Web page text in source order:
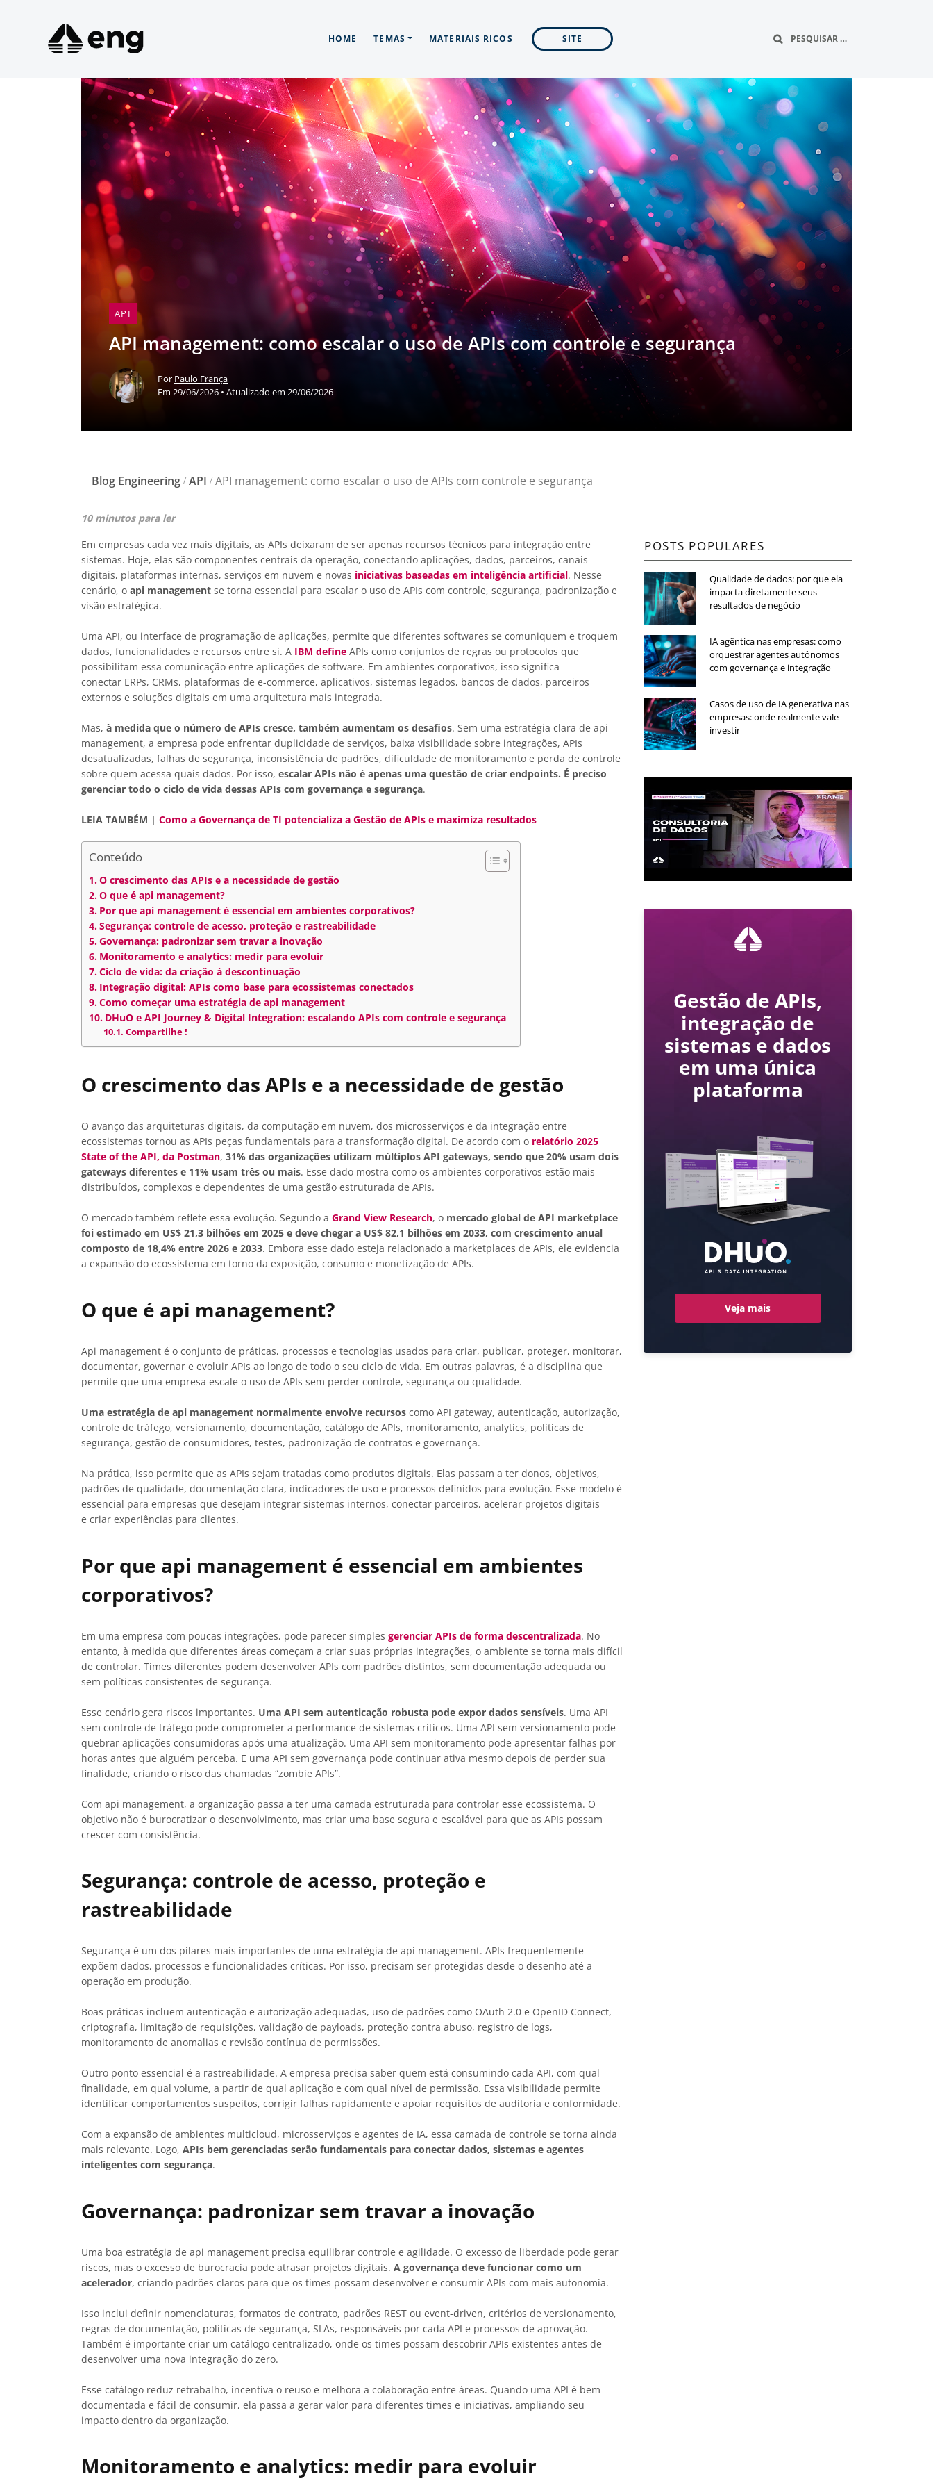
HOME TEMAS MATERIAIS RICOS SITE
API
API management: como escalar o uso de APIs com controle e segurança
Por Paulo França
Em 29/06/2026 • Atualizado em 29/06/2026
Blog Engineering / API / API management: como escalar o uso de APIs com controle e segurança
10 minutos para ler
Em empresas cada vez mais digitais, as APIs deixaram de ser apenas recursos técnicos para integração entre
sistemas. Hoje, elas são componentes centrais da operação, conectando aplicações, dados, parceiros, canais
digitais, plataformas internas, serviços em nuvem e novas iniciativas baseadas em inteligência artificial. Nesse
cenário, o api management se torna essencial para escalar o uso de APIs com controle, segurança, padronização e
visão estratégica.
Uma API, ou interface de programação de aplicações, permite que diferentes softwares se comuniquem e troquem
dados, funcionalidades e recursos entre si. A IBM define APIs como conjuntos de regras ou protocolos que
possibilitam essa comunicação entre aplicações de software. Em ambientes corporativos, isso significa
conectar ERPs, CRMs, plataformas de e-commerce, aplicativos, sistemas legados, bancos de dados, parceiros
externos e soluções digitais em uma arquitetura mais integrada.
Mas, à medida que o número de APIs cresce, também aumentam os desafios. Sem uma estratégia clara de api
management, a empresa pode enfrentar duplicidade de serviços, baixa visibilidade sobre integrações, APIs
desatualizadas, falhas de segurança, inconsistência de padrões, dificuldade de monitoramento e perda de controle
sobre quem acessa quais dados. Por isso, escalar APIs não é apenas uma questão de criar endpoints. É preciso
gerenciar todo o ciclo de vida dessas APIs com governança e segurança.
LEIA TAMBÉM | Como a Governança de TI potencializa a Gestão de APIs e maximiza resultados
Conteúdo
O crescimento das APIs e a necessidade de gestão
O que é api management?
Por que api management é essencial em ambientes corporativos?
Segurança: controle de acesso, proteção e rastreabilidade
Governança: padronizar sem travar a inovação
Monitoramento e analytics: medir para evoluir
Ciclo de vida: da criação à descontinuação
Integração digital: APIs como base para ecossistemas conectados
Como começar uma estratégia de api management
DHuO e API Journey & Digital Integration: escalando APIs com controle e segurança
Compartilhe !
O crescimento das APIs e a necessidade de gestão
O avanço das arquiteturas digitais, da computação em nuvem, dos microsserviços e da integração entre
ecossistemas tornou as APIs peças fundamentais para a transformação digital. De acordo com o relatório 2025
State of the API, da Postman, 31% das organizações utilizam múltiplos API gateways, sendo que 20% usam dois
gateways diferentes e 11% usam três ou mais. Esse dado mostra como os ambientes corporativos estão mais
distribuídos, complexos e dependentes de uma gestão estruturada de APIs.
O mercado também reflete essa evolução. Segundo a Grand View Research, o mercado global de API marketplace
foi estimado em US$ 21,3 bilhões em 2025 e deve chegar a US$ 82,1 bilhões em 2033, com crescimento anual
composto de 18,4% entre 2026 e 2033. Embora esse dado esteja relacionado a marketplaces de APIs, ele evidencia
a expansão do ecossistema em torno da exposição, consumo e monetização de APIs.
O que é api management?
Api management é o conjunto de práticas, processos e tecnologias usados para criar, publicar, proteger, monitorar,
documentar, governar e evoluir APIs ao longo de todo o seu ciclo de vida. Em outras palavras, é a disciplina que
permite que uma empresa escale o uso de APIs sem perder controle, segurança ou qualidade.
Uma estratégia de api management normalmente envolve recursos como API gateway, autenticação, autorização,
controle de tráfego, versionamento, documentação, catálogo de APIs, monitoramento, analytics, políticas de
segurança, gestão de consumidores, testes, padronização de contratos e governança.
Na prática, isso permite que as APIs sejam tratadas como produtos digitais. Elas passam a ter donos, objetivos,
padrões de qualidade, documentação clara, indicadores de uso e processos definidos para evolução. Esse modelo é
essencial para empresas que desejam integrar sistemas internos, conectar parceiros, acelerar projetos digitais
e criar experiências para clientes.
Por que api management é essencial em ambientes
corporativos?
Em uma empresa com poucas integrações, pode parecer simples gerenciar APIs de forma descentralizada. No
entanto, à medida que diferentes áreas começam a criar suas próprias integrações, o ambiente se torna mais difícil
de controlar. Times diferentes podem desenvolver APIs com padrões distintos, sem documentação adequada ou
sem políticas consistentes de segurança.
Esse cenário gera riscos importantes. Uma API sem autenticação robusta pode expor dados sensíveis. Uma API
sem controle de tráfego pode comprometer a performance de sistemas críticos. Uma API sem versionamento pode
quebrar aplicações consumidoras após uma atualização. Uma API sem monitoramento pode apresentar falhas por
horas antes que alguém perceba. E uma API sem governança pode continuar ativa mesmo depois de perder sua
finalidade, criando o risco das chamadas “zombie APIs”.
Com api management, a organização passa a ter uma camada estruturada para controlar esse ecossistema. O
objetivo não é burocratizar o desenvolvimento, mas criar uma base segura e escalável para que as APIs possam
crescer com consistência.
Segurança: controle de acesso, proteção e
rastreabilidade
Segurança é um dos pilares mais importantes de uma estratégia de api management. APIs frequentemente
expõem dados, processos e funcionalidades críticas. Por isso, precisam ser protegidas desde o desenho até a
operação em produção.
Boas práticas incluem autenticação e autorização adequadas, uso de padrões como OAuth 2.0 e OpenID Connect,
criptografia, limitação de requisições, validação de payloads, proteção contra abuso, registro de logs,
monitoramento de anomalias e revisão contínua de permissões.
Outro ponto essencial é a rastreabilidade. A empresa precisa saber quem está consumindo cada API, com qual
finalidade, em qual volume, a partir de qual aplicação e com qual nível de permissão. Essa visibilidade permite
identificar comportamentos suspeitos, corrigir falhas rapidamente e apoiar requisitos de auditoria e conformidade.
Com a expansão de ambientes multicloud, microsserviços e agentes de IA, essa camada de controle se torna ainda
mais relevante. Logo, APIs bem gerenciadas serão fundamentais para conectar dados, sistemas e agentes
inteligentes com segurança.
Governança: padronizar sem travar a inovação
Uma boa estratégia de api management precisa equilibrar controle e agilidade. O excesso de liberdade pode gerar
riscos, mas o excesso de burocracia pode atrasar projetos digitais. A governança deve funcionar como um
acelerador, criando padrões claros para que os times possam desenvolver e consumir APIs com mais autonomia.
Isso inclui definir nomenclaturas, formatos de contrato, padrões REST ou event-driven, critérios de versionamento,
regras de documentação, políticas de segurança, SLAs, responsáveis por cada API e processos de aprovação.
Também é importante criar um catálogo centralizado, onde os times possam descobrir APIs existentes antes de
desenvolver uma nova integração do zero.
Esse catálogo reduz retrabalho, incentiva o reuso e melhora a colaboração entre áreas. Quando uma API é bem
documentada e fácil de consumir, ela passa a gerar valor para diferentes times e iniciativas, ampliando seu
impacto dentro da organização.
Monitoramento e analytics: medir para evoluir
POSTS POPULARES
Qualidade de dados: por que ela
impacta diretamente seus
resultados de negócio
IA agêntica nas empresas: como
orquestrar agentes autônomos
com governança e integração
Casos de uso de IA generativa nas
empresas: onde realmente vale
investir
Gestão de APIs,
integração de
sistemas e dados
em uma única
plataforma
Veja mais